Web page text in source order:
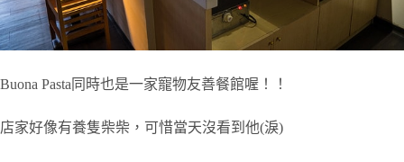
Buona Pasta同時也是一家寵物友善餐館喔！！
店家好像有養隻柴柴，可惜當天沒看到他(淚)